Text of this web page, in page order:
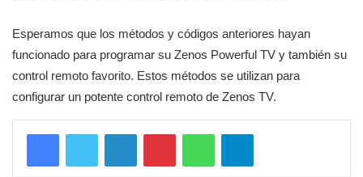
Esperamos que los métodos y códigos anteriores hayan
funcionado para programar su Zenos Powerful TV y también su
control remoto favorito. Estos métodos se utilizan para
configurar un potente control remoto de Zenos TV.
LinkedInPinterestWhatsAppTelegram